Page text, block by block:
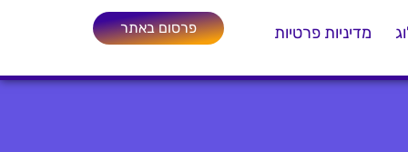
מדיניות פרטיות פרסום באתר